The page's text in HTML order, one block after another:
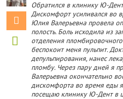
Обратился в клинику Ю-
Дискомфорт усиливался во
Юлия Валерьевна провела
полость. Боль исходила из
отделения
беспокоит меня пульпит.
депульпирования, нанес
пломбу. Через пару дней я
Валерьевна окончательно
дискомфорта во время еды
посещаю клинику Ю-Дент в